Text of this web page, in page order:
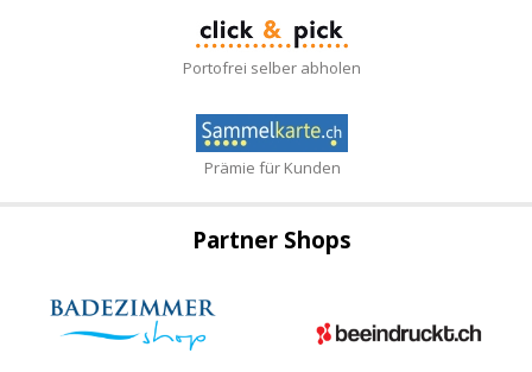
Portofrei selber abholen
Prämie für Kunden
Partner Shops